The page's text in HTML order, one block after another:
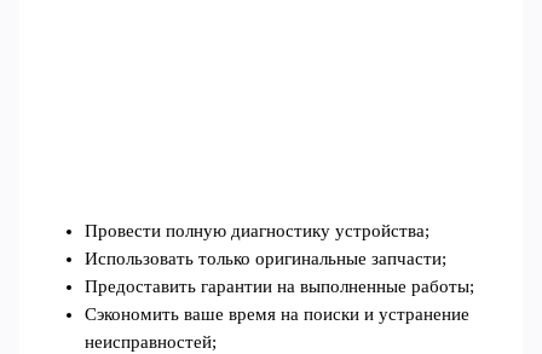
Провести полную диагностику устройства;
Использовать только оригинальные запчасти;
Предоставить гарантии на выполненные работы;
Сэкономить ваше время на поиски и устранение
неисправностей;